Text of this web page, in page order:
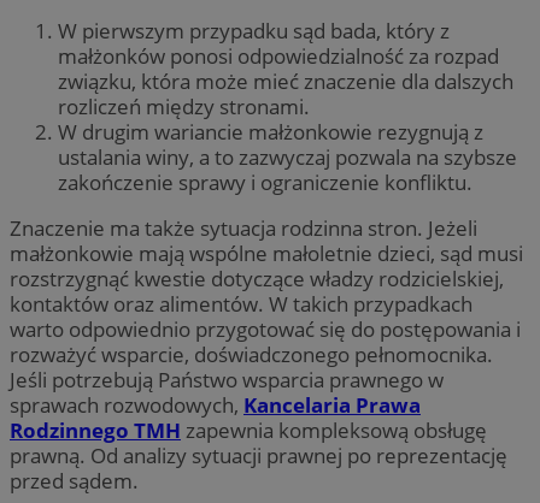
W pierwszym przypadku sąd bada, który z
małżonków ponosi odpowiedzialność za rozpad
związku, która może mieć znaczenie dla dalszych
rozliczeń między stronami.
W drugim wariancie małżonkowie rezygnują z
ustalania winy, a to zazwyczaj pozwala na szybsze
zakończenie sprawy i ograniczenie konfliktu.
Znaczenie ma także sytuacja rodzinna stron. Jeżeli
małżonkowie mają wspólne małoletnie dzieci, sąd musi
rozstrzygnąć kwestie dotyczące władzy rodzicielskiej,
kontaktów oraz alimentów. W takich przypadkach
warto odpowiednio przygotować się do postępowania i
rozważyć wsparcie, doświadczonego pełnomocnika.
Jeśli potrzebują Państwo wsparcia prawnego w
sprawach rozwodowych, Kancelaria Prawa
Rodzinnego TMH zapewnia kompleksową obsługę
prawną. Od analizy sytuacji prawnej po reprezentację
przed sądem.